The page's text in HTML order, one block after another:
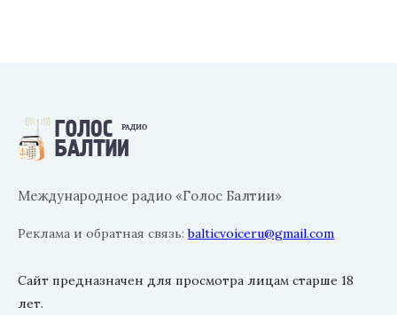
Международное радио «Голос Балтии»
Реклама и обратная связь:balticvoiceru@gmail.com
Сайт предназначен для просмотра лицам старше 18
лет.